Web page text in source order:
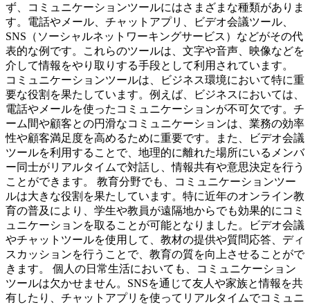
ず、コミュニケーションツールにはさまざまな種類がありま
す。電話やメール、チャットアプリ、ビデオ会議ツール、
SNS（ソーシャルネットワーキングサービス）などがその代
表的な例です。これらのツールは、文字や音声、映像などを
介して情報をやり取りする手段として利用されています。
コミュニケーションツールは、ビジネス環境において特に重
要な役割を果たしています。例えば、ビジネスにおいては、
電話やメールを使ったコミュニケーションが不可欠です。チ
ーム間や顧客との円滑なコミュニケーションは、業務の効率
性や顧客満足度を高めるために重要です。また、ビデオ会議
ツールを利用することで、地理的に離れた場所にいるメンバ
ー同士がリアルタイムで対話し、情報共有や意思決定を行う
ことができます。 教育分野でも、コミュニケーションツー
ルは大きな役割を果たしています。特に近年のオンライン教
育の普及により、学生や教員が遠隔地からでも効果的にコミ
ュニケーションを取ることが可能となりました。ビデオ会議
やチャットツールを使用して、教材の提供や質問応答、ディ
スカッションを行うことで、教育の質を向上させることがで
きます。 個人の日常生活においても、コミュニケーション
ツールは欠かせません。SNSを通じて友人や家族と情報を共
有したり、チャットアプリを使ってリアルタイムでコミュニ